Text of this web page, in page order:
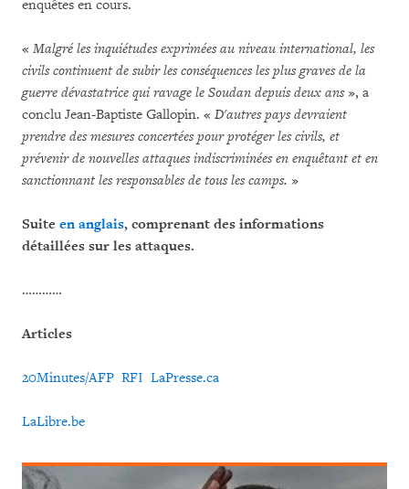
enquêtes en cours.
« Malgré les inquiétudes exprimées au niveau international, les
civils continuent de subir les conséquences les plus graves de la
guerre dévastatrice qui ravage le Soudan depuis deux ans», a
conclu Jean-Baptiste Gallopin. « D'autres pays devraient
prendre des mesures concertées pour protéger les civils, et
prévenir de nouvelles attaques indiscriminées en enquêtant et en
sanctionnant les responsables de tous les camps. »
Suite en anglais, comprenant des informations
détaillées sur les attaques.
…………
Articles
20Minutes/AFP RFI LaPresse.ca
LaLibre.be